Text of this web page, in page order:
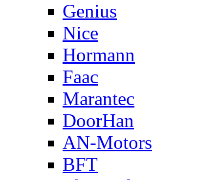
Genius
Nice
Hormann
Faac
Marantec
DoorHan
AN-Motors
BFT